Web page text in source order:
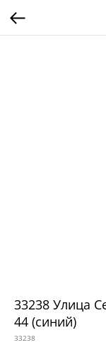
33238 Улица
44 (синий)
33238